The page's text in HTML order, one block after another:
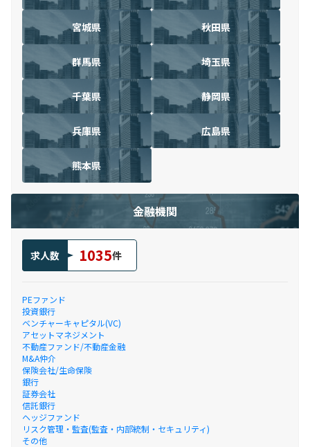
宮城県 秋田県
群馬県 埼玉県
千葉県 静岡県
兵庫県 広島県
熊本県
金融機関
求人数 1035件
PEファンド
投資銀行
ベンチャーキャピタル(VC)
アセットマネジメント
不動産ファンド/不動産金融
M&A仲介
保険会社/生命保険
銀行
証券会社
信託銀行
ヘッジファンド
リスク管理・監査(監査・内部統制・セキュリティ)
その他